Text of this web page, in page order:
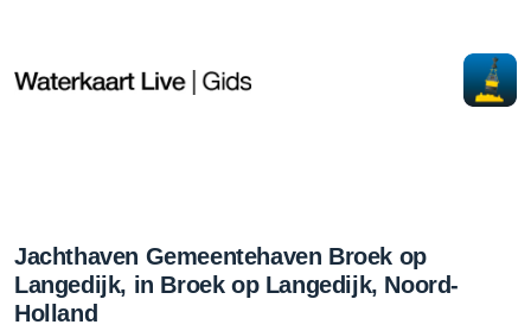
Jachthaven Gemeentehaven Broek op
Langedijk, in Broek op Langedijk, Noord-
Holland